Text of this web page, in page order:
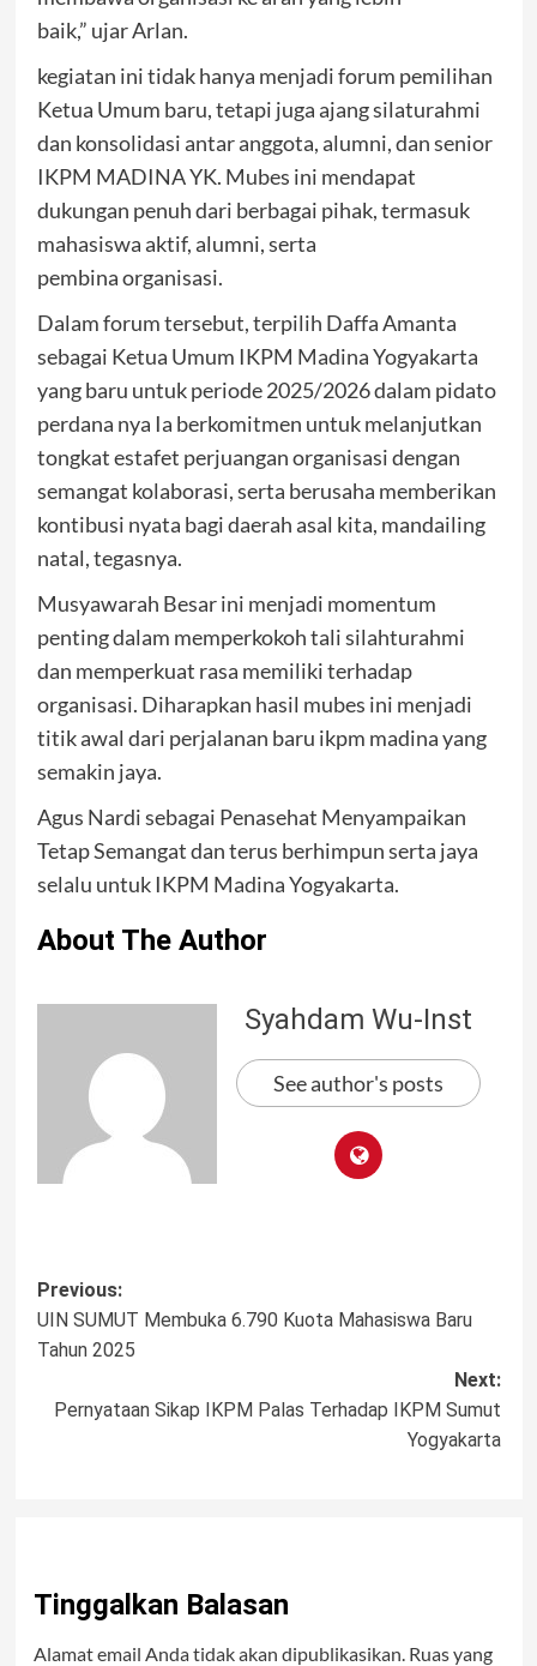
baik,” ujar Arlan.
kegiatan ini tidak hanya menjadi forum pemilihan
Ketua Umum baru, tetapi juga ajang silaturahmi
dan konsolidasi antar anggota, alumni, dan senior
IKPM MADINA YK. Mubes ini mendapat
dukungan penuh dari berbagai pihak, termasuk
mahasiswa aktif, alumni, serta
pembina organisasi.
Dalam forum tersebut, terpilih Daffa Amanta
sebagai Ketua Umum IKPM Madina Yogyakarta
yang baru untuk periode 2025/2026 dalam pidato
perdana nya Ia berkomitmen untuk melanjutkan
tongkat estafet perjuangan organisasi dengan
semangat kolaborasi, serta berusaha memberikan
kontibusi nyata bagi daerah asal kita, mandailing
natal, tegasnya.
Musyawarah Besar ini menjadi momentum
penting dalam memperkokoh tali silahturahmi
dan memperkuat rasa memiliki terhadap
organisasi. Diharapkan hasil mubes ini menjadi
titik awal dari perjalanan baru ikpm madina yang
semakin jaya.
Agus Nardi sebagai Penasehat Menyampaikan
Tetap Semangat dan terus berhimpun serta jaya
selalu untuk IKPM Madina Yogyakarta.
About The Author
Syahdam Wu-Inst
See author's posts
Post
navigation
Previous:
UIN SUMUT Membuka 6.790 Kuota Mahasiswa Baru
Tahun 2025
Next:
Pernyataan Sikap IKPM Palas Terhadap IKPM Sumut
Yogyakarta
Tinggalkan Balasan
Alamat email Anda tidak akan dipublikasikan. Ruas yang